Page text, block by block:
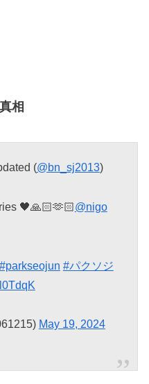
相
(@bn_sj2013)
🖤🙏🏻🫶🏻@nigo
#parkseojun #パクソジ
May 19, 2024